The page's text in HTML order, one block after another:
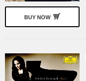
BUY NOW